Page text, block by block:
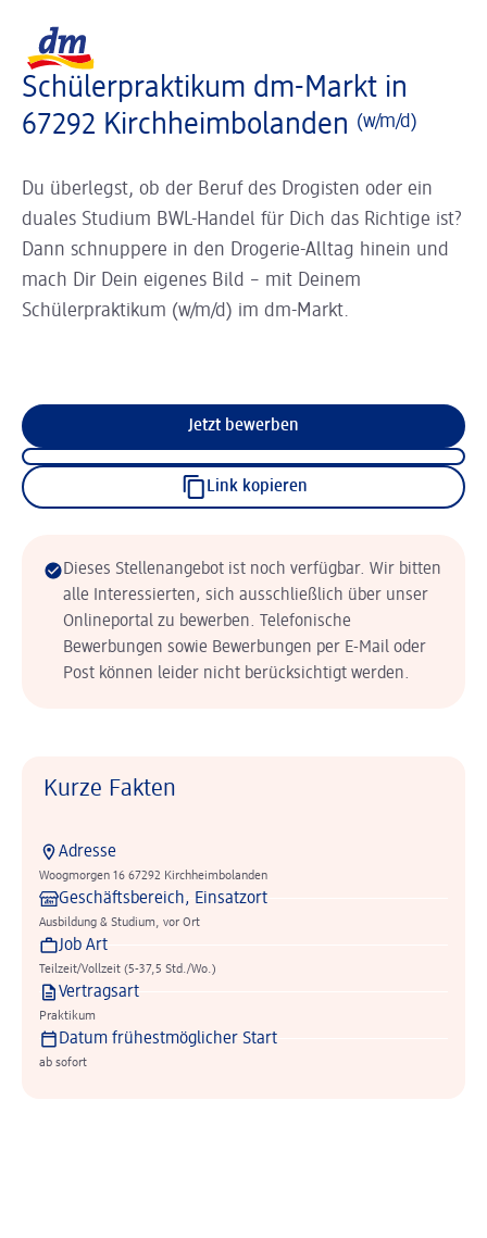
Schülerpraktikum dm-Markt in
67292 Kirchheimbolanden (w/m/d)
Du überlegst, ob der Beruf des Drogisten oder ein
duales Studium BWL-Handel für Dich das Richtige ist?
Dann schnuppere in den Drogerie-Alltag hinein und
mach Dir Dein eigenes Bild – mit Deinem
Schülerpraktikum (w/m/d) im dm-Markt.
Jetzt bewerben
Link kopieren
Dieses Stellenangebot ist noch verfügbar. Wir bitten
alle Interessierten, sich ausschließlich über unser
Onlineportal zu bewerben. Telefonische
Bewerbungen sowie Bewerbungen per E-Mail oder
Post können leider nicht berücksichtigt werden.
Kurze Fakten
Adresse
Woogmorgen 16 67292 Kirchheimbolanden
Geschäftsbereich, Einsatzort
Ausbildung & Studium, vor Ort
Job Art
Teilzeit/Vollzeit (5-37,5 Std./Wo.)
Vertragsart
Praktikum
Datum frühestmöglicher Start
ab sofort